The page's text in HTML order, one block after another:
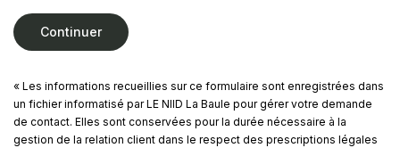
Continuer
« Les informations recueillies sur ce formulaire sont enregistrées dans
un fichier informatisé par LE NIID La Baule pour gérer votre demande
de contact. Elles sont conservées pour la durée nécessaire à la
gestion de la relation client dans le respect des prescriptions légales